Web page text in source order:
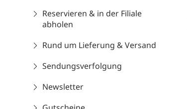
Reservieren & in der Filiale
abholen
Rund um Lieferung & Versand
Sendungsverfolgung
Newsletter